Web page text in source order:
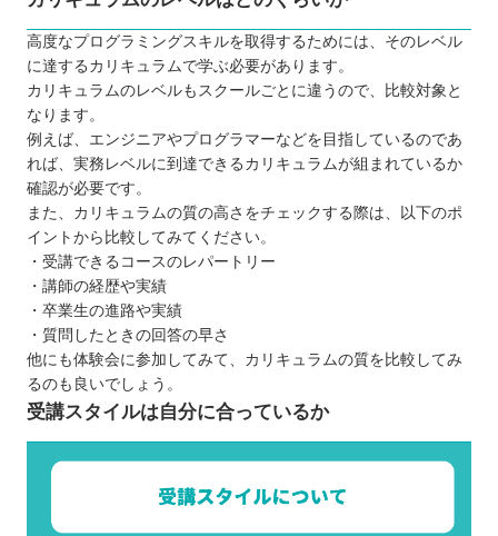
高度なプログラミングスキルを取得するためには、そのレベル
に達するカリキュラムで学ぶ必要があります。
カリキュラムのレベルもスクールごとに違うので、比較対象と
なります。
例えば、エンジニアやプログラマーなどを目指しているのであ
れば、実務レベルに到達できるカリキュラムが組まれているか
確認が必要です。
また、カリキュラムの質の高さをチェックする際は、以下のポ
イントから比較してみてください。
・受講できるコースのレパートリー
・講師の経歴や実績
・卒業生の進路や実績
・質問したときの回答の早さ
他にも体験会に参加してみて、カリキュラムの質を比較してみ
るのも良いでしょう。
受講スタイルは自分に合っているか